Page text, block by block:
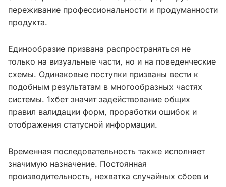
переживание профессиональности и продуманности
продукта.
Единообразие призвана распространяться не
только на визуальные части, но и на поведенческие
схемы. Одинаковые поступки призваны вести к
подобным результатам в многообразных частях
системы. 1хбет значит задействование общих
правил валидации форм, проработки ошибок и
отображения статусной информации.
Временная последовательность также исполняет
значимую назначение. Постоянная
производительность, нехватка случайных сбоев и